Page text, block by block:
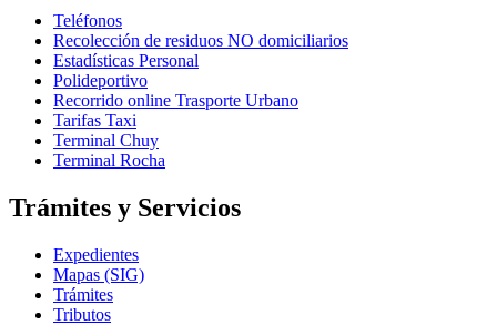
Teléfonos
Recolección de residuos NO domiciliarios
Estadísticas Personal
Polideportivo
Recorrido online Trasporte Urbano
Tarifas Taxi
Terminal Chuy
Terminal Rocha
Trámites y Servicios
Expedientes
Mapas (SIG)
Trámites
Tributos